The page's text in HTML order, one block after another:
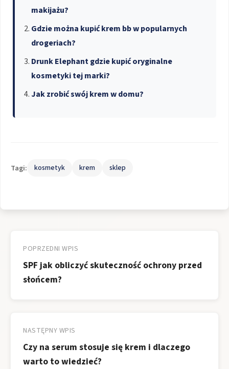
makijażu?
Gdzie można kupić krem bb w popularnych
drogeriach?
Drunk Elephant gdzie kupić oryginalne
kosmetyki tej marki?
Jak zrobić swój krem w domu?
Tagi: kosmetyk krem sklep
wpisu
POPRZEDNI WPIS
SPF jak obliczyć skuteczność ochrony przed
słońcem?
NASTĘPNY WPIS
Czy na serum stosuje się krem i dlaczego
warto to wiedzieć?